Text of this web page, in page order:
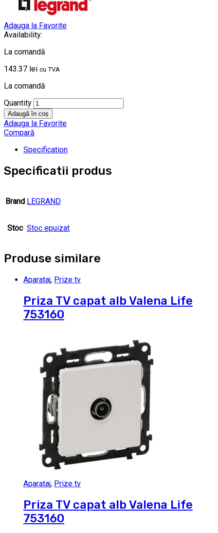
Adauga la Favorite
Availability:
La comandă
143.37 lei cu TVA
La comandă
Quantity
Adaugă în coș
Adauga la Favorite
Compară
Specification
Specificatii produs
Brand LEGRAND
Stoc Stoc epuizat
Produse similare
Aparataj, Prize tv
Priza TV capat alb Valena Life
753160
Aparataj, Prize tv
Priza TV capat alb Valena Life
753160